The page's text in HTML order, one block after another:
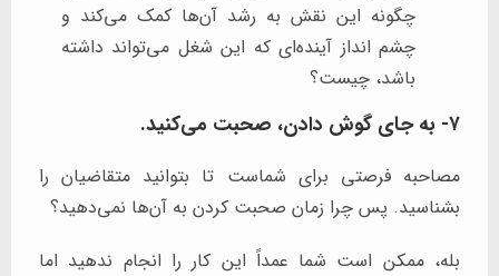
چگونه این نقش به رشد آن‌ها کمک می‌کند و
چشم انداز آینده‌ای که این شغل می‌تواند داشته
باشد، چیست؟
۷- به جای گوش دادن، صحبت می‌کنید.
مصاحبه فرصتی برای شماست تا بتوانید متقاضیان را
بشناسید. پس چرا زمان صحبت کردن به آن‌ها نمی‌دهید؟
بله، ممکن است شما عمداً این کار را انجام ندهید اما